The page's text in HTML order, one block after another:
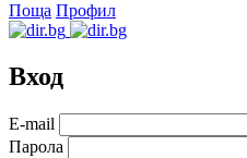
Поща Профил
Вход
Е-mail
Парола